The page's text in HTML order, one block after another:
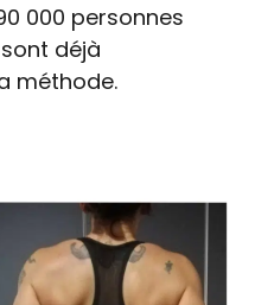
000 personnes
déjà
méthode.